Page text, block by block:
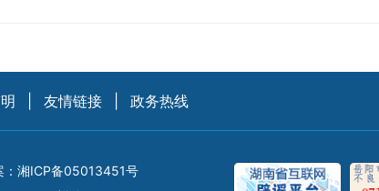
友情链接 政务热线
湘ICP备05013451号